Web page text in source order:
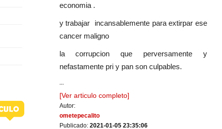
economia .
y trabajar incansablemente para extirpar ese
cancer maligno
la corrupcion que perversamente y
nefastamente pri y pan son culpables.
...
[Ver articulo completo]
Autor:
ometepecalito
Publicado: 2021-01-05 23:35:06